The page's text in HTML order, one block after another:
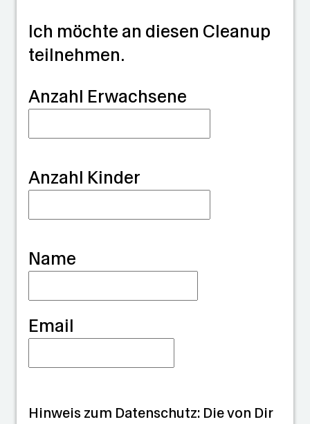
29.5
°C
Max:
31.1 °C
Max:
32.3
Max:
27.7
30 °C
Ich möchte an diesen Cleanup
teilnehmen.
Anzahl Erwachsene
Anzahl Kinder
Name
Email
G
a
r
d
n
Hinweis zum Datenschutz: Die von Dir